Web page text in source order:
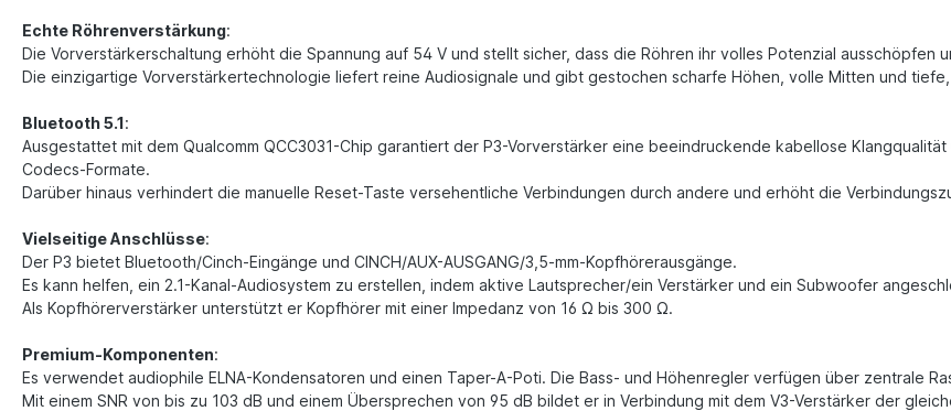
Echte Röhrenverstärkung:
Die Vorverstärkerschaltung erhöht die Spannung auf 54 V und stellt sicher, dass die Röhren ihr volles Potenzial ausschöpfen
Die einzigartige Vorverstärkertechnologie liefert reine Audiosignale und gibt gestochen scharfe Höhen, volle Mitten und
Bluetooth 5.1:
Ausgestattet mit dem Qualcomm QCC3031-Chip garantiert der P3-Vorverstärker eine beeindruckende kabellose
Codecs-Formate.
Darüber hinaus verhindert die manuelle Reset-Taste versehentliche Verbindungen durch andere und erhöht die
Vielseitige Anschlüsse:
Der P3 bietet Bluetooth/Cinch-Eingänge und CINCH/AUX-AUSGANG/3,5-mm-Kopfhörerausgänge.
Es kann helfen, ein 2.1-Kanal-Audiosystem zu erstellen, indem aktive Lautsprecher/ein Verstärker und ein Subwoofer
Als Kopfhörerverstärker unterstützt er Kopfhörer mit einer Impedanz von 16 Ω bis 300 Ω.
Premium-Komponenten:
Es verwendet audiophile ELNA-Kondensatoren und einen Taper-A-Poti. Die Bass- und Höhenregler verfügen über zentrale
Mit einem SNR von bis zu 103 dB und einem Übersprechen von 95 dB bildet er in Verbindung mit dem V3-Verstärker der